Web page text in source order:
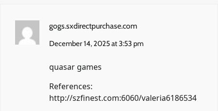
gogs.sxdirectpurchase.com
December 14, 2025 at 3:53 pm
quasar games
References:
http://szfinest.com:6060/valeria6186534